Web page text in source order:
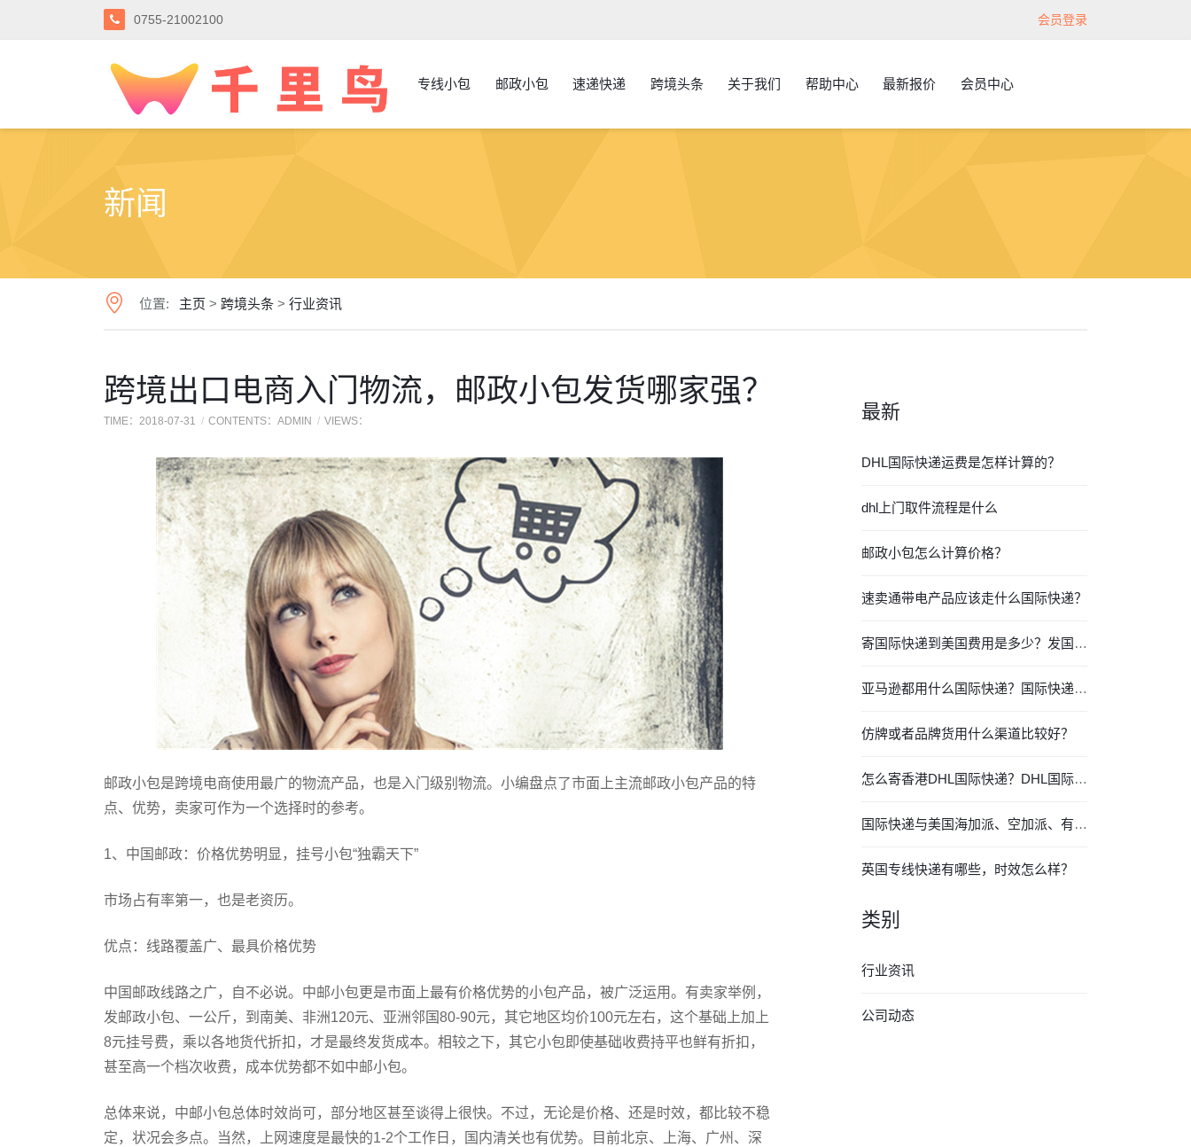
0755-21002100 会员登录
专线小包 邮政小包 速递快递 跨境头条 关于我们 帮助中心 最新报价 会员中心
新闻
位置: 主页 > 跨境头条 > 行业资讯
跨境出口电商入门物流，邮政小包发货哪家强？
TIME：2018-07-31 CONTENTS：ADMIN VIEWS：
邮政小包是跨境电商使用最广的物流产品，也是入门级别物流。小编盘点了市面上主流邮政小包产品的特
点、优势，卖家可作为一个选择时的参考。
1、中国邮政：价格优势明显，挂号小包“独霸天下”
市场占有率第一，也是老资历。
优点：线路覆盖广、最具价格优势
中国邮政线路之广，自不必说。中邮小包更是市面上最有价格优势的小包产品，被广泛运用。有卖家举例，
发邮政小包、一公斤，到南美、非洲120元、亚洲邻国80-90元，其它地区均价100元左右，这个基础上加上
8元挂号费，乘以各地货代折扣，才是最终发货成本。相较之下，其它小包即使基础收费持平也鲜有折扣，
甚至高一个档次收费，成本优势都不如中邮小包。
总体来说，中邮小包总体时效尚可，部分地区甚至谈得上很快。不过，无论是价格、还是时效，都比较不稳
定，状况会多点。当然，上网速度是最快的1-2个工作日，国内清关也有优势。目前北京、上海、广州、深
最新
DHL国际快递运费是怎样计算的？
dhl上门取件流程是什么
邮政小包怎么计算价格？
速卖通带电产品应该走什么国际快递？
寄国际快递到美国费用是多少？发国际快递要注意什么？
亚马逊都用什么国际快递？国际快递都有哪些？
仿牌或者品牌货用什么渠道比较好？
怎么寄香港DHL国际快递？DHL国际快递价格时效查询
国际快递与美国海加派、空加派、有什么区别？
英国专线快递有哪些，时效怎么样？
类别
行业资讯
公司动态